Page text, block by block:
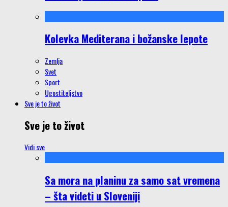
Kolevka Mediterana i božanske lepote
Zemlja
Svet
Sport
Ugostiteljstvo
Sve je to život
Sve je to život
Vidi sve
Sa mora na planinu za samo sat vremena
– šta videti u Sloveniji